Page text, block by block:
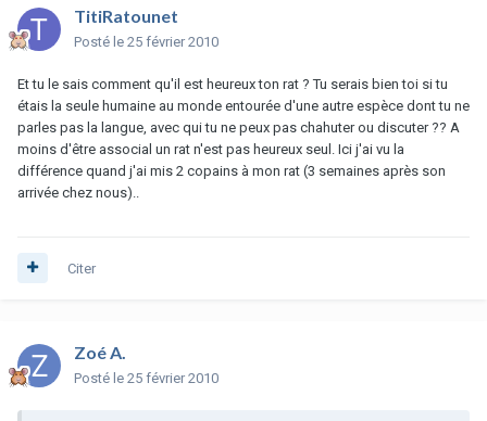
TitiRatounet
Posté le 25 février 2010
Et tu le sais comment qu'il est heureux ton rat ? Tu serais bien toi si tu
étais la seule humaine au monde entourée d'une autre espèce dont tu ne
parles pas la langue, avec qui tu ne peux pas chahuter ou discuter ?? A
moins d'être associal un rat n'est pas heureux seul. Ici j'ai vu la
différence quand j'ai mis 2 copains à mon rat (3 semaines après son
arrivée chez nous)..
Citer
Zoé A.
Posté le 25 février 2010